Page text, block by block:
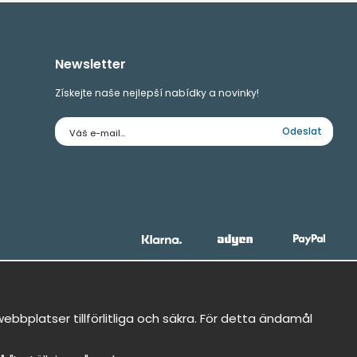
Newsletter
Získejte naše nejlepší nabídky a novinky!
E-
mailová
Odeslat
tillförlitliga och säkra. För detta ändamål